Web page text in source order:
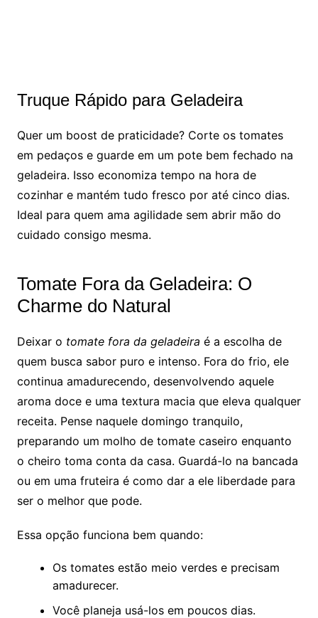
Truque Rápido para Geladeira
Quer um boost de praticidade? Corte os tomates
em pedaços e guarde em um pote bem fechado na
geladeira. Isso economiza tempo na hora de
cozinhar e mantém tudo fresco por até cinco dias.
Ideal para quem ama agilidade sem abrir mão do
cuidado consigo mesma.
Tomate Fora da Geladeira: O
Charme do Natural
Deixar o tomate fora da geladeira é a escolha de
quem busca sabor puro e intenso. Fora do frio, ele
continua amadurecendo, desenvolvendo aquele
aroma doce e uma textura macia que eleva qualquer
receita. Pense naquele domingo tranquilo,
preparando um molho de tomate caseiro enquanto
o cheiro toma conta da casa. Guardá-lo na bancada
ou em uma fruteira é como dar a ele liberdade para
ser o melhor que pode.
Essa opção funciona bem quando:
Os tomates estão meio verdes e precisam
amadurecer.
Você planeja usá-los em poucos dias.